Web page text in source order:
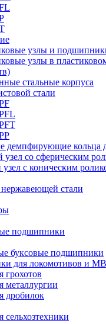
узлы и
узлы в
стальные корпуса
стали
демпфирующие кольца
узел со сферическим
узел с коническим
стали
подшипники
буксовые подшипники
для локомотивов и
дробилок